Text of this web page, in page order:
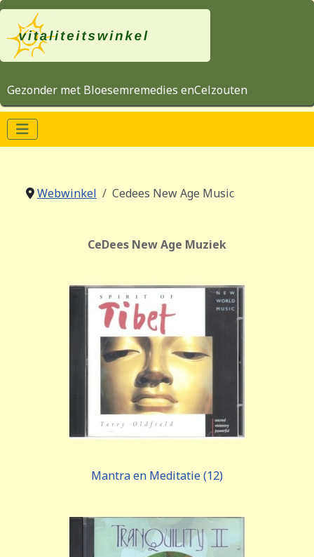
Gezonder met Bloesemremedies enCelzouten
Webwinkel Cedees New Age Music
CeDees New Age Muziek
Mantra en Meditatie (12)